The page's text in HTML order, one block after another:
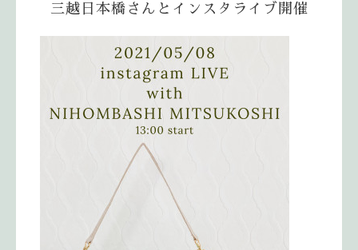
三越日本橋さんとインスタライブ開催